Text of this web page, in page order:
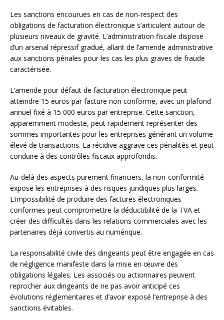
Les sanctions encourues en cas de non-respect des
obligations de facturation électronique s’articulent autour de
plusieurs niveaux de gravité. L’administration fiscale dispose
d’un arsenal répressif gradué, allant de l’amende administrative
aux sanctions pénales pour les cas les plus graves de fraude
caractérisée.
L’amende pour défaut de facturation électronique peut
atteindre 15 euros par facture non conforme, avec un plafond
annuel fixé à 15 000 euros par entreprise. Cette sanction,
apparemment modeste, peut rapidement représenter des
sommes importantes pour les entreprises générant un volume
élevé de transactions. La récidive aggrave ces pénalités et peut
conduire à des contrôles fiscaux approfondis.
Au-delà des aspects purement financiers, la non-conformité
expose les entreprises à des risques juridiques plus larges.
L’impossibilité de produire des factures électroniques
conformes peut compromettre la déductibilité de la TVA et
créer des difficultés dans les relations commerciales avec les
partenaires déjà convertis au numérique.
La responsabilité civile des dirigeants peut être engagée en cas
de négligence manifeste dans la mise en œuvre des
obligations légales. Les associés ou actionnaires peuvent
reprocher aux dirigeants de ne pas avoir anticipé ces
évolutions réglementaires et d’avoir exposé l’entreprise à des
sanctions évitables.